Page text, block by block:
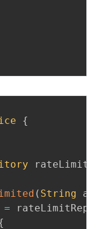
{
( String
=